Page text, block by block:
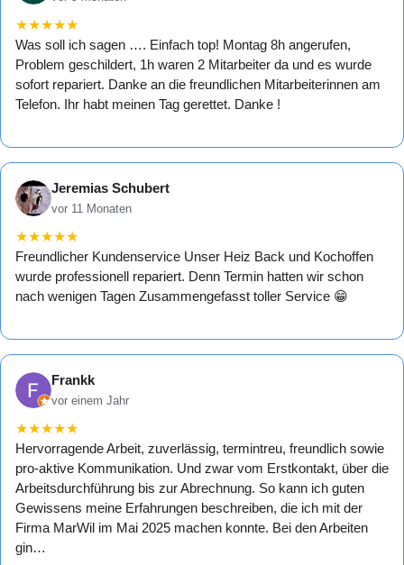
★★★★★
Was soll ich sagen …. Einfach top! Montag 8h angerufen,
Problem geschildert, 1h waren 2 Mitarbeiter da und es wurde
sofort repariert. Danke an die freundlichen Mitarbeiterinnen am
Telefon. Ihr habt meinen Tag gerettet. Danke !
Jeremias Schubert
vor 11 Monaten
★★★★★
Freundlicher Kundenservice Unser Heiz Back und Kochoffen
wurde professionell repariert. Denn Termin hatten wir schon
nach wenigen Tagen Zusammengefasst toller Service 😁
Frankk
vor einem Jahr
★★★★★
Hervorragende Arbeit, zuverlässig, termintreu, freundlich sowie
pro-aktive Kommunikation. Und zwar vom Erstkontakt, über die
Arbeitsdurchführung bis zur Abrechnung. So kann ich guten
Gewissens meine Erfahrungen beschreiben, die ich mit der
Firma MarWil im Mai 2025 machen konnte. Bei den Arbeiten
gin…